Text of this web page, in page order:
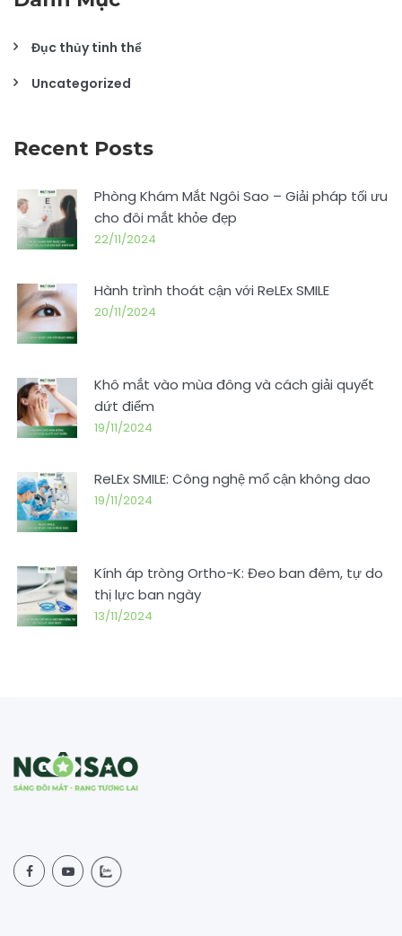
Đục thủy tinh thể
Uncategorized
Recent Posts
Phòng Khám Mắt Ngôi Sao – Giải pháp tối ưu
cho đôi mắt khỏe đẹp
22/11/2024
Hành trình thoát cận với ReLEx SMILE
20/11/2024
Khô mắt vào mùa đông và cách giải quyết
dứt điểm
19/11/2024
ReLEx SMILE: Công nghệ mổ cận không dao
19/11/2024
Kính áp tròng Ortho-K: Đeo ban đêm, tự do
thị lực ban ngày
13/11/2024